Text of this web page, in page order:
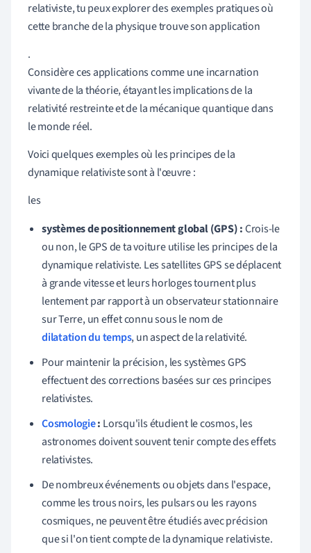
relativiste, tu peux explorer des exemples pratiques où
cette branche de la physique trouve son application
.
Considère ces applications comme une incarnation
vivante de la théorie, étayant les implications de la
relativité restreinte et de la mécanique quantique dans
le monde réel.
Voici quelques exemples où les principes de la
dynamique relativiste sont à l'œuvre :
les
systèmes de positionnement global (GPS) :Crois-le
ou non, le GPS de ta voiture utilise les principes de la
dynamique relativiste. Les satellites GPS se déplacent
à grande vitesse et leurs horloges tournent plus
lentement par rapport à un observateur stationnaire
sur Terre, un effet connu sous le nom de
dilatation du temps, un aspect de la relativité.
Pour maintenir la précision, les systèmes GPS
effectuent des corrections basées sur ces principes
relativistes.
Cosmologie: Lorsqu'ils étudient le cosmos, les
astronomes doivent souvent tenir compte des effets
relativistes.
De nombreux événements ou objets dans l'espace,
comme les trous noirs, les pulsars ou les rayons
cosmiques, ne peuvent être étudiés avec précision
que si l'on tient compte de la dynamique relativiste.